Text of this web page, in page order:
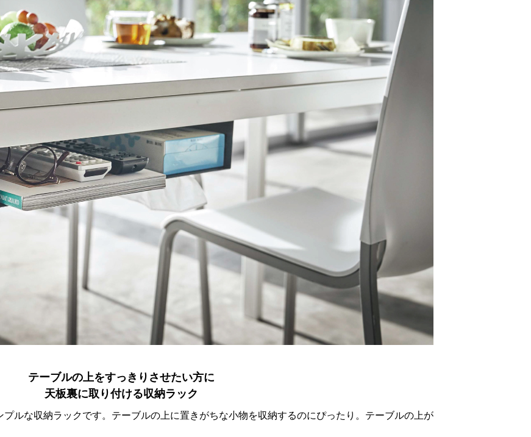
テーブルの上をすっきりさせたい方に
天板裏に取り付ける収納ラック
ルな収納ラックです。テーブルの上に置きがちな小物を収納するのにぴったり。テーブルの上が